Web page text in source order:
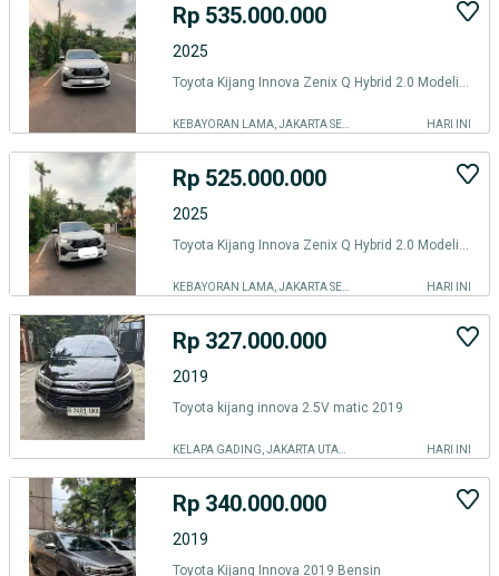
Rp 535.000.000
2025
Toyota Kijang Innova Zenix Q Hybrid 2.0 Modelista TSS 2 RSE
HARI INI
Rp 525.000.000
2025
Toyota Kijang Innova Zenix Q Hybrid 2.0 Modelista TSS 2 RSE Panoramic
HARI INI
Rp 327.000.000
2019
Toyota kijang innova 2.5V matic 2019
HARI INI
Rp 340.000.000
2019
Toyota Kijang Innova 2019 Bensin